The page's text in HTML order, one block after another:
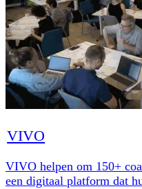
VIVO
VIVO helpen om 150+
een digitaal platform dat